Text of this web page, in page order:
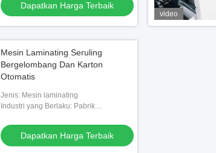
Dapatkan Harga Terbaik
video
Mesin Laminating Seruling
Bergelombang Dan Karton
Otomatis
Jenis: Mesin laminating
Industri yang Berlaku: Pabrik
Dapatkan Harga Terbaik